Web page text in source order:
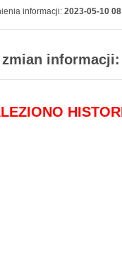
informacji: 2023-05-10
informacji: